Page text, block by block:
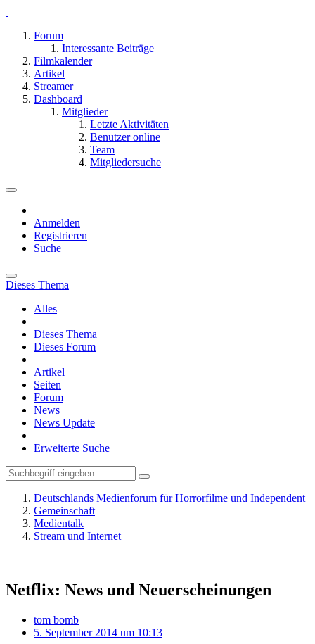
Forum
Interessante Beiträge
Filmkalender
Artikel
Streamer
Dashboard
Mitglieder
Letzte Aktivitäten
Benutzer online
Team
Mitgliedersuche
Anmelden
Registrieren
Suche
Dieses Thema
Alles
Dieses Thema
Dieses Forum
Artikel
Seiten
Forum
News
News Update
Erweiterte Suche
Deutschlands Medienforum für Horrorfilme und Independent
Gemeinschaft
Medientalk
Stream und Internet
Netflix: News und Neuerscheinungen
tom bomb
5. September 2014 um 10:13